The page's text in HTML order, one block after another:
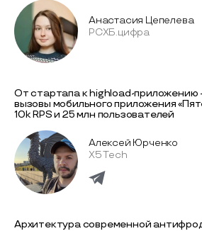
Анастасия Цепелева
РСХБ.цифра
От стартапа к highload-приложению
вызовы мобильного приложения
10k RPS и 25 млн пользователей
Алексей Юрченко
X5 Tech
Архитектура современной